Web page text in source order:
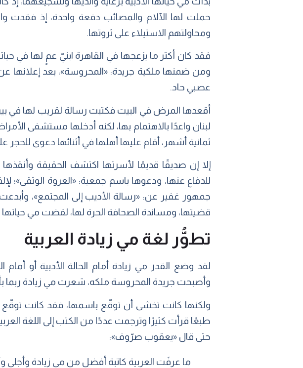
حملت لها الآلام والمصائب دفعة واحدة، إذ فقدت
ومحاولتهم الاستيلاء على ثروتها.
فقد كان أكثر ما يزعجها في القاهرة ابنيّ عمٍ لها في
ومن ضمنها ملكية جريدة: «المحروسة»، بعد إعلانها عن
عصبي حاد.
أقعدها المرض في البيت فكتبت رسالة لقريب لها في
لبنان واعدًا بالاهتمام بها، لكنه أدخلها مستشفى
ثمانية أشهر، أقام عليها أهلها في أثنائها دعوى للحجر
إلا إن صديقًا قديمًا لأسرتها اكتشف الحقيقة
للدفاع عنها، ودعوها باسم جمعية: «العروة الوثقى»؛
جمهور غفير عن: «رسالة الأديب إلى المجتمع»،
قضيتها، ومساندة الصحافة الحرة لها، لقضت مي
تطوُّر لغة مي زيادة العربية
لقد وضع القدر مي زيادة أمام الحالة الأدبية أو
وأصبحت جريدة المحروسة ملكه، شعرت مي زيادة ربما
ولكنها كانت تخشى أن توقّع باسمها، فقد كانت توقّع
طبعًا قرأت كثيرًا وترجمت عددًا من الكتب إلى اللغة
حتى قال «يعقوب صرّوف»:
ما عرفَت العربية كاتبة أفضل من مي زيادة وأجلى